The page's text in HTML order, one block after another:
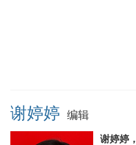
谢婷婷 编辑
谢婷婷，